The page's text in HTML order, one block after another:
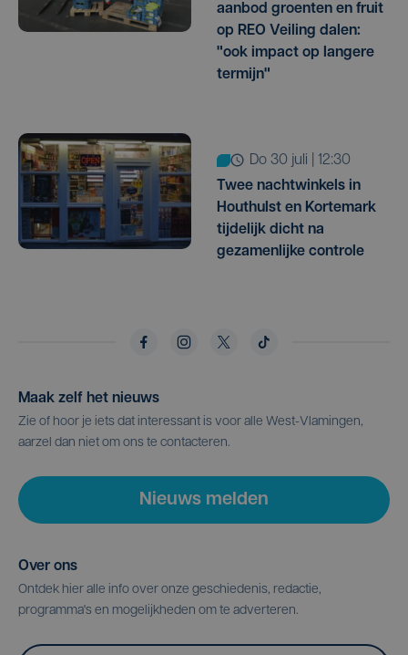
aanbod groenten en fruit
op REO Veiling dalen:
"ook impact op langere
termijn"
do 30 juli | 12:30
Twee nachtwinkels in
Houthulst en Kortemark
tijdelijk dicht na
gezamenlijke controle
Maak zelf het nieuws
Zie of hoor je iets dat interessant is voor alle West-Vlamingen,
aarzel dan niet om ons te contacteren.
Nieuws melden
Over ons
Ontdek hier alle info over onze geschiedenis, redactie,
programma's en mogelijkheden om te adverteren.